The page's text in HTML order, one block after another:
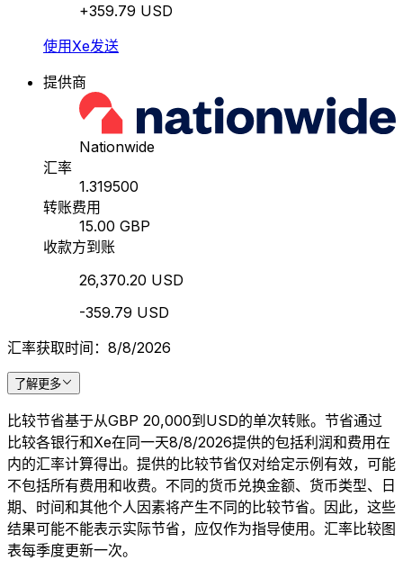
+359.79 USD
使用Xe发送
提供商
Nationwide
汇率
1.319500
转账费用
15.00 GBP
收款方到账
26,370.20 USD
-359.79 USD
汇率获取时间：8/8/2026
了解更多
比较节省基于从GBP 20,000到USD的单次转账。节省通过
比较各银行和Xe在同一天8/8/2026提供的包括利润和费用在
内的汇率计算得出。提供的比较节省仅对给定示例有效，可能
不包括所有费用和收费。不同的货币兑换金额、货币类型、日
期、时间和其他个人因素将产生不同的比较节省。因此，这些
结果可能不能表示实际节省，应仅作为指导使用。汇率比较图
表每季度更新一次。